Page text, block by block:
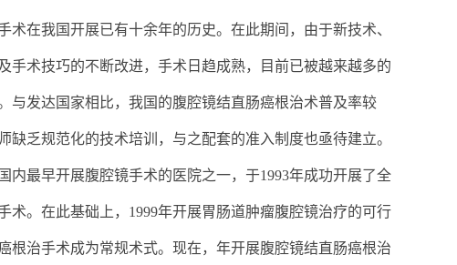
术在我国开展已有十余年的历史。在此期间，由于新技术、
手术技巧的不断改进，手术日趋成熟，目前已被越来越多的
与发达国家相比，我国的腹腔镜结直肠癌根治术普及率较
缺乏规范化的技术培训，与之配套的准入制度也亟待建立。
内最早开展腹腔镜手术的医院之一，于1993年成功开展了全
术。在此基础上，1999年开展胃肠道肿瘤腹腔镜治疗的可行
根治手术成为常规术式。现在，年开展腹腔镜结直肠癌根治